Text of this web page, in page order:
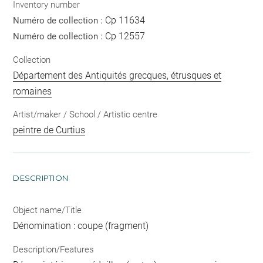
Inventory number
Numéro de collection : Cp 11634
Numéro de collection : Cp 12557
Collection
Département des Antiquités grecques, étrusques et
romaines
Artist/maker / School / Artistic centre
peintre de Curtius
DESCRIPTION
Object name/Title
Dénomination : coupe (fragment)
Description/Features